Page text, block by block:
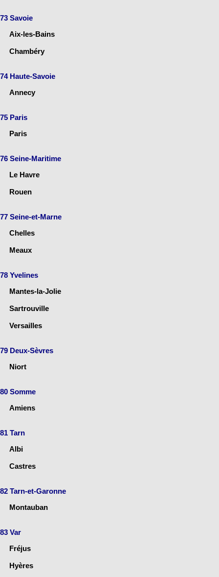
73 Savoie
Aix-les-Bains
Chambéry
74 Haute-Savoie
Annecy
75 Paris
Paris
76 Seine-Maritime
Le Havre
Rouen
77 Seine-et-Marne
Chelles
Meaux
78 Yvelines
Mantes-la-Jolie
Sartrouville
Versailles
79 Deux-Sèvres
Niort
80 Somme
Amiens
81 Tarn
Albi
Castres
82 Tarn-et-Garonne
Montauban
83 Var
Fréjus
Hyères